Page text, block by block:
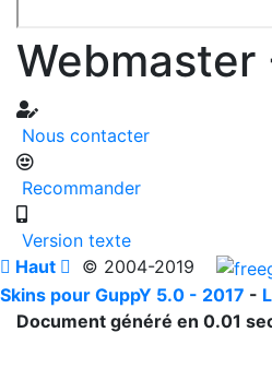
Webmaster
Nous contacter
Recommander
Version texte
 Haut  © 2004-2019
Skins pour GuppY 5.0 - 2017 -
Document généré en 0.01